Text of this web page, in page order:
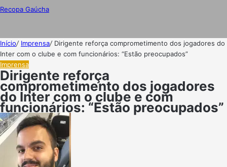
Recopa Gaúcha
Início/ Imprensa/ Dirigente reforça comprometimento dos jogadores do
Inter com o clube e com funcionários: “Estão preocupados”
Imprensa
Dirigente reforça
comprometimento dos jogadores
do Inter com o clube e com
funcionários: “Estão preocupados”